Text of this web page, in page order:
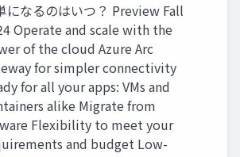
になるのはいつ？ Preview Fall
Operate and scale with the
of the cloud Azure Arc
for simpler connectivity
for all your apps: VMs and
alike Migrate from
Flexibility to meet your
and budget Low-